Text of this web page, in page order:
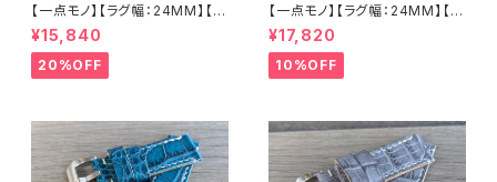
【一点モノ】【ラグ幅：24MM】【手
縫い】【ストレート型】【2P-ALBR
24S-1】アリゲーター 腹ワニ テ
イル ウォルナット/カフェブラウン
国産なめしの本革 下地 ヌメ革
LEVEL7
¥15,840
20%OFF
【一点モノ】【ラグ幅：24MM】【手
縫い】【ストレート型】【2P-ALLB
R24S-1】アリゲーター 腹ワニ
テイル タバック/オレンジイエロ
ー 国産なめしの本革 下地 ヌメ
LEVEL7
¥17,820
10%OFF